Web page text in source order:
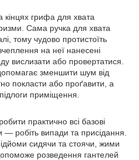
кінцях грифа для хвата
Сама ручка для хвата
тому чудово протистоїть
на неї нанесені
вислизати або провертатися.
зменшити шум від
покласти або проґавити, а
приміщення.
практично всі базові
робіть випади та присідання.
сидячи та стоячи, жими
розведення гантелей